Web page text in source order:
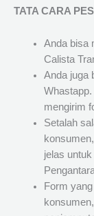
TATA CARA
Anda bisa
Calista
Anda juga
mengirim
Setalah
jelas
Form